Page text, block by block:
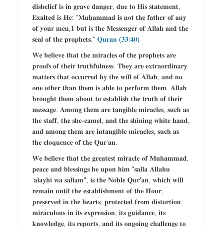
𝐝𝐢𝐬𝐛𝐞𝐥𝐢𝐞𝐟 𝐢𝐬 𝐢𝐧 𝐠𝐫𝐚𝐯𝐞 𝐝𝐚𝐧𝐠𝐞𝐫, 𝐝𝐮𝐞 𝐭𝐨 𝐇𝐢𝐬 𝐬𝐭𝐚𝐭𝐞𝐦𝐞𝐧𝐭,
𝐄𝐱𝐚𝐥𝐭𝐞𝐝 𝐢𝐬 𝐇𝐞: “𝐌𝐮𝐡̣𝐚𝐦𝐦𝐚𝐝 𝐢𝐬 𝐧𝐨𝐭 𝐭𝐡𝐞 𝐟𝐚𝐭𝐡𝐞𝐫 𝐨𝐟 𝐚𝐧𝐲
𝐨𝐟 𝐲𝐨𝐮𝐫 𝐦𝐞𝐧,𝟏 𝐛𝐮𝐭 𝐢𝐬 𝐭𝐡𝐞 𝐌𝐞𝐬𝐬𝐞𝐧𝐠𝐞𝐫 𝐨𝐟 𝐀𝐥𝐥𝐚𝐡 𝐚𝐧𝐝 𝐭𝐡𝐞
𝐬𝐞𝐚𝐥 𝐨𝐟 𝐭𝐡𝐞 𝐩𝐫𝐨𝐩𝐡𝐞𝐭𝐬.” 𝐐𝐮𝐫𝐚𝐧 (𝟑𝟑:𝟒𝟎)
𝐖𝐞 𝐛𝐞𝐥𝐢𝐞𝐯𝐞 𝐭𝐡𝐚𝐭 𝐭𝐡𝐞 𝐦𝐢𝐫𝐚𝐜𝐥𝐞𝐬 𝐨𝐟 𝐭𝐡𝐞 𝐩𝐫𝐨𝐩𝐡𝐞𝐭𝐬 𝐚𝐫𝐞
𝐩𝐫𝐨𝐨𝐟𝐬 𝐨𝐟 𝐭𝐡𝐞𝐢𝐫 𝐭𝐫𝐮𝐭𝐡𝐟𝐮𝐥𝐧𝐞𝐬𝐬. 𝐓𝐡𝐞𝐲 𝐚𝐫𝐞 𝐞𝐱𝐭𝐫𝐚𝐨𝐫𝐝𝐢𝐧𝐚𝐫𝐲
𝐦𝐚𝐭𝐭𝐞𝐫𝐬 𝐭𝐡𝐚𝐭 𝐨𝐜𝐜𝐮𝐫𝐫𝐞𝐝 𝐛𝐲 𝐭𝐡𝐞 𝐰𝐢𝐥𝐥 𝐨𝐟 𝐀𝐥𝐥𝐚𝐡, 𝐚𝐧𝐝 𝐧𝐨
𝐨𝐧𝐞 𝐨𝐭𝐡𝐞𝐫 𝐭𝐡𝐚𝐧 𝐭𝐡𝐞𝐦 𝐢𝐬 𝐚𝐛𝐥𝐞 𝐭𝐨 𝐩𝐞𝐫𝐟𝐨𝐫𝐦 𝐭𝐡𝐞𝐦. 𝐀𝐥𝐥𝐚𝐡
𝐛𝐫𝐨𝐮𝐠𝐡𝐭 𝐭𝐡𝐞𝐦 𝐚𝐛𝐨𝐮𝐭 𝐭𝐨 𝐞𝐬𝐭𝐚𝐛𝐥𝐢𝐬𝐡 𝐭𝐡𝐞 𝐭𝐫𝐮𝐭𝐡 𝐨𝐟 𝐭𝐡𝐞𝐢𝐫
𝐦𝐞𝐬𝐬𝐚𝐠𝐞. 𝐀𝐦𝐨𝐧𝐠 𝐭𝐡𝐞𝐦 𝐚𝐫𝐞 𝐭𝐚𝐧𝐠𝐢𝐛𝐥𝐞 𝐦𝐢𝐫𝐚𝐜𝐥𝐞𝐬, 𝐬𝐮𝐜𝐡 𝐚𝐬
𝐭𝐡𝐞 𝐬𝐭𝐚𝐟𝐟, 𝐭𝐡𝐞 𝐬𝐡𝐞-𝐜𝐚𝐦𝐞𝐥, 𝐚𝐧𝐝 𝐭𝐡𝐞 𝐬𝐡𝐢𝐧𝐢𝐧𝐠 𝐰𝐡𝐢𝐭𝐞 𝐡𝐚𝐧𝐝,
𝐚𝐧𝐝 𝐚𝐦𝐨𝐧𝐠 𝐭𝐡𝐞𝐦 𝐚𝐫𝐞 𝐢𝐧𝐭𝐚𝐧𝐠𝐢𝐛𝐥𝐞 𝐦𝐢𝐫𝐚𝐜𝐥𝐞𝐬, 𝐬𝐮𝐜𝐡 𝐚𝐬
𝐭𝐡𝐞 𝐞𝐥𝐨𝐪𝐮𝐞𝐧𝐜𝐞 𝐨𝐟 𝐭𝐡𝐞 𝐐𝐮𝐫’𝐚𝐧.
𝐖𝐞 𝐛𝐞𝐥𝐢𝐞𝐯𝐞 𝐭𝐡𝐚𝐭 𝐭𝐡𝐞 𝐠𝐫𝐞𝐚𝐭𝐞𝐬𝐭 𝐦𝐢𝐫𝐚𝐜𝐥𝐞 𝐨𝐟 𝐌𝐮𝐡𝐚𝐦𝐦𝐚𝐝,
𝐩𝐞𝐚𝐜𝐞 𝐚𝐧𝐝 𝐛𝐥𝐞𝐬𝐬𝐢𝐧𝐠𝐬 𝐛𝐞 𝐮𝐩𝐨𝐧 𝐡𝐢𝐦 “𝐬𝐚𝐥𝐥𝐚 𝐀𝐥𝐥𝐚𝐡𝐮
‘𝐚𝐥𝐚𝐲𝐡𝐢 𝐰𝐚 𝐬𝐚𝐥𝐥𝐚𝐦”, 𝐢𝐬 𝐭𝐡𝐞 𝐍𝐨𝐛𝐥𝐞 𝐐𝐮𝐫’𝐚𝐧, 𝐰𝐡𝐢𝐜𝐡 𝐰𝐢𝐥𝐥
𝐫𝐞𝐦𝐚𝐢𝐧 𝐮𝐧𝐭𝐢𝐥 𝐭𝐡𝐞 𝐞𝐬𝐭𝐚𝐛𝐥𝐢𝐬𝐡𝐦𝐞𝐧𝐭 𝐨𝐟 𝐭𝐡𝐞 𝐇𝐨𝐮𝐫,
𝐩𝐫𝐞𝐬𝐞𝐫𝐯𝐞𝐝 𝐢𝐧 𝐭𝐡𝐞 𝐡𝐞𝐚𝐫𝐭𝐬, 𝐩𝐫𝐨𝐭𝐞𝐜𝐭𝐞𝐝 𝐟𝐫𝐨𝐦 𝐝𝐢𝐬𝐭𝐨𝐫𝐭𝐢𝐨𝐧,
𝐦𝐢𝐫𝐚𝐜𝐮𝐥𝐨𝐮𝐬 𝐢𝐧 𝐢𝐭𝐬 𝐞𝐱𝐩𝐫𝐞𝐬𝐬𝐢𝐨𝐧, 𝐢𝐭𝐬 𝐠𝐮𝐢𝐝𝐚𝐧𝐜𝐞, 𝐢𝐭𝐬
𝐤𝐧𝐨𝐰𝐥𝐞𝐝𝐠𝐞, 𝐢𝐭𝐬 𝐫𝐞𝐩𝐨𝐫𝐭𝐬, 𝐚𝐧𝐝 𝐢𝐭𝐬 𝐨𝐧𝐠𝐨𝐢𝐧𝐠 𝐜𝐡𝐚𝐥𝐥𝐞𝐧𝐠𝐞 𝐭𝐨